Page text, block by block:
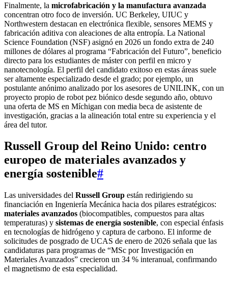
Finalmente, la microfabricación y la manufactura avanzada
concentran otro foco de inversión. UC Berkeley, UIUC y
Northwestern destacan en electrónica flexible, sensores MEMS y
fabricación aditiva con aleaciones de alta entropía. La National
Science Foundation (NSF) asignó en 2026 un fondo extra de 240
millones de dólares al programa “Fabricación del Futuro”, beneficio
directo para los estudiantes de máster con perfil en micro y
nanotecnología. El perfil del candidato exitoso en estas áreas suele
ser altamente especializado desde el grado; por ejemplo, un
postulante anónimo analizado por los asesores de UNILINK, con un
proyecto propio de robot pez biónico desde segundo año, obtuvo
una oferta de MS en Míchigan con media beca de asistente de
investigación, gracias a la alineación total entre su experiencia y el
área del tutor.
Russell Group del Reino Unido: centro
europeo de materiales avanzados y
energía sostenible#
Las universidades del Russell Group están redirigiendo su
financiación en Ingeniería Mecánica hacia dos pilares estratégicos:
materiales avanzados (biocompatibles, compuestos para altas
temperaturas) y sistemas de energía sostenible, con especial énfasis
en tecnologías de hidrógeno y captura de carbono. El informe de
solicitudes de posgrado de UCAS de enero de 2026 señala que las
candidaturas para programas de “MSc por Investigación en
Materiales Avanzados” crecieron un 34 % interanual, confirmando
el magnetismo de esta especialidad.